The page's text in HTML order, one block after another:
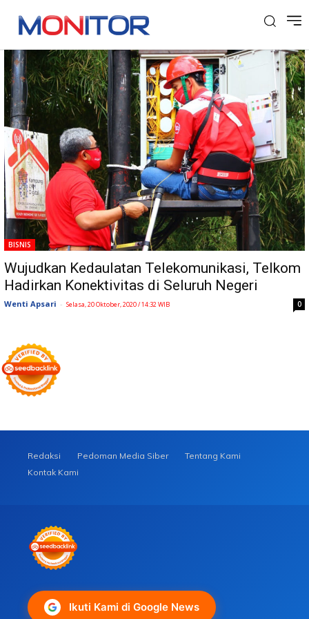
Tag: Kedaulatan Telekomunikasi
BISNIS
Wujudkan Kedaulatan Telekomunikasi, Telkom
Hadirkan Konektivitas di Seluruh Negeri
Wenti Apsari - Selasa, 20 Oktober, 2020 / 14:32 WIB 0
Redaksi Pedoman Media Siber
Tentang Kami
Kontak Kami
Ikuti Kami di Google News